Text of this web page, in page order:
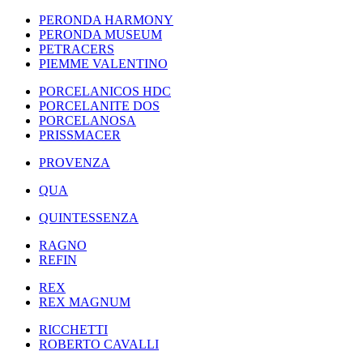
PERONDA HARMONY
PERONDA MUSEUM
PETRACERS
PIEMME VALENTINO
PORCELANICOS HDC
PORCELANITE DOS
PORCELANOSA
PRISSMACER
PROVENZA
QUA
QUINTESSENZA
RAGNO
REFIN
REX
REX MAGNUM
RICCHETTI
ROBERTO CAVALLI